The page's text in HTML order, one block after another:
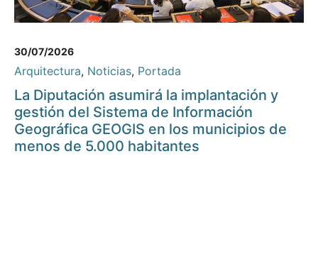
30/07/2026
Arquitectura, Noticias, Portada
La Diputación asumirá la implantación y
gestión del Sistema de Información
Geográfica GEOGIS en los municipios de
menos de 5.000 habitantes